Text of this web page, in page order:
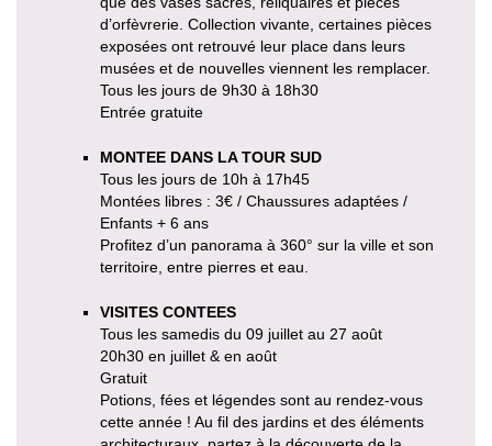
d’orfèvrerie. Collection vivante, certaines pièces
exposées ont retrouvé leur place dans leurs
musées et de nouvelles viennent les remplacer.
Tous les jours de 9h30 à 18h30
Entrée gratuite
MONTEE DANS LA TOUR SUD
Tous les jours de 10h à 17h45
Montées libres : 3€ / Chaussures adaptées /
Enfants + 6 ans
Profitez d’un panorama à 360° sur la ville et son
territoire, entre pierres et eau.
VISITES CONTEES
Tous les samedis du 09 juillet au 27 août
20h30 en juillet & en août
Gratuit
Potions, fées et légendes sont au rendez-vous
cette année ! Au fil des jardins et des éléments